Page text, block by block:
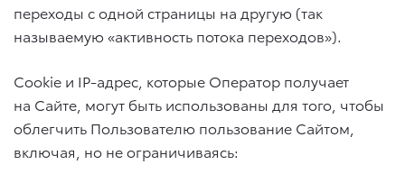
переходы с одной страницы на другую (так
называемую «активность потока переходов»).
Cookie и IP-адрес, которые Оператор получает
на Сайте, могут быть использованы для того, чтобы
облегчить Пользователю пользование Сайтом,
включая, но не ограничиваясь: